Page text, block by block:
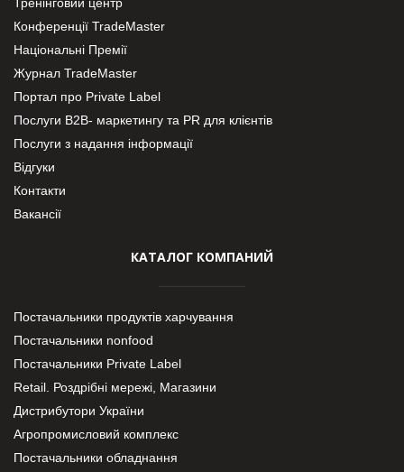
Конференції TradeMaster
Національні Премії
Журнал TradeMaster
Портал про Private Label
Послуги В2В- маркетингу та PR для клієнтів
Послуги з надання інформації
Відгуки
Контакти
Вакансії
КАТАЛОГ КОМПАНИЙ
Постачальники продуктів харчування
Постачальники nonfood
Постачальники Private Label
Retail. Роздрібні мережі, Магазини
Дистрибутори України
Агропромисловий комплекс
Постачальники обладнання